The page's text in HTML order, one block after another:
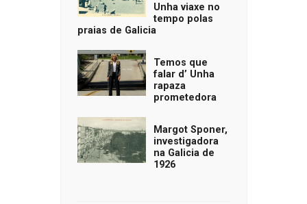
Unha viaxe no
tempo polas
praias de Galicia
Temos que
falar d’ Unha
rapaza
prometedora
Margot Sponer,
investigadora
na Galicia de
1926